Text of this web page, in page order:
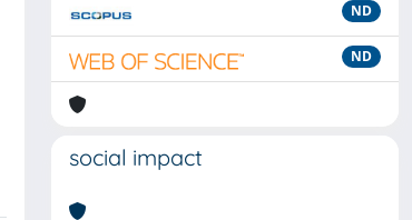
ND
ND
social impact